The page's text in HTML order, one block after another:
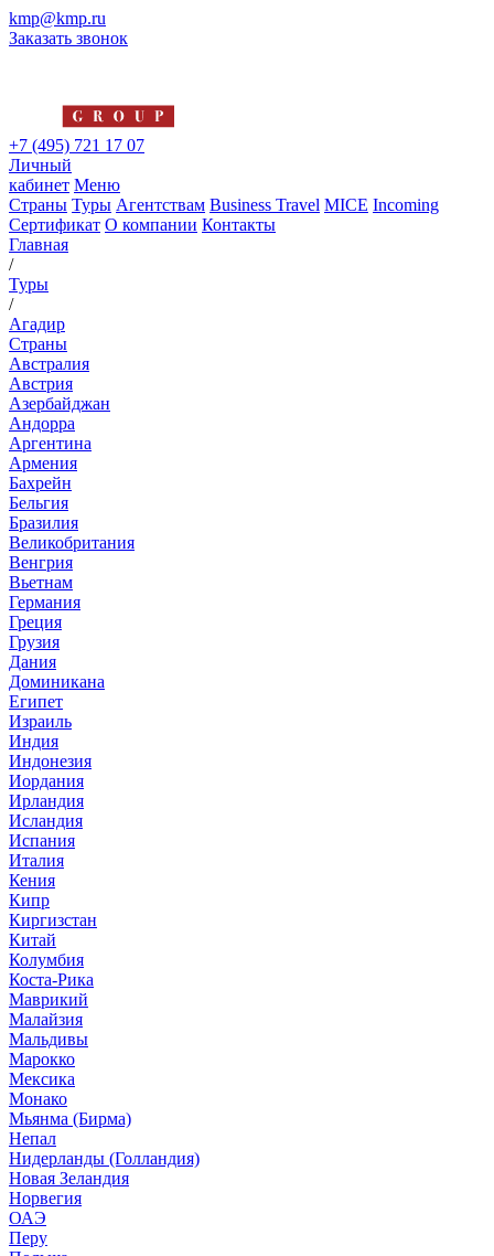
kmp@kmp.ru
Заказать звонок
+7 (495) 721 17 07
Личный
кабинет Меню
Страны Туры Агентствам Business Travel MICE Incoming
Сертификат О компании Контакты
Главная
/
Туры
/
Агадир
Страны
Австралия
Австрия
Азербайджан
Андорра
Аргентина
Армения
Бахрейн
Бельгия
Бразилия
Великобритания
Венгрия
Вьетнам
Германия
Греция
Грузия
Дания
Доминикана
Египет
Израиль
Индия
Индонезия
Иордания
Ирландия
Исландия
Испания
Италия
Кения
Кипр
Киргизстан
Китай
Колумбия
Коста-Рика
Маврикий
Малайзия
Мальдивы
Марокко
Мексика
Монако
Мьянма (Бирма)
Непал
Нидерланды (Голландия)
Новая Зеландия
Норвегия
ОАЭ
Перу